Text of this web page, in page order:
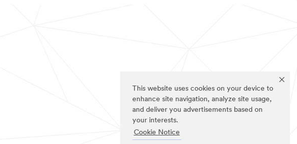
This website uses cookies on your device to
enhance site navigation, analyze site usage,
and deliver you advertisements based on
your interests.
Cookie Notice